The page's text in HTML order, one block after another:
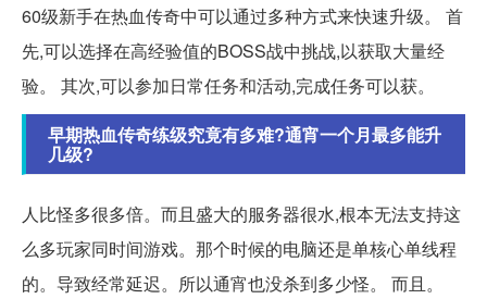
60级新手在热血传奇中可以通过多种方式来快速升级。 首
先,可以选择在高经验值的BOSS战中挑战,以获取大量经
验。 其次,可以参加日常任务和活动,完成任务可以获。
早期热血传奇练级究竟有多难?通宵一个月最多能升
几级?
人比怪多很多倍。而且盛大的服务器很水,根本无法支持这
么多玩家同时间游戏。那个时候的电脑还是单核心单线程
的。导致经常延迟。所以通宵也没杀到多少怪。 而且。